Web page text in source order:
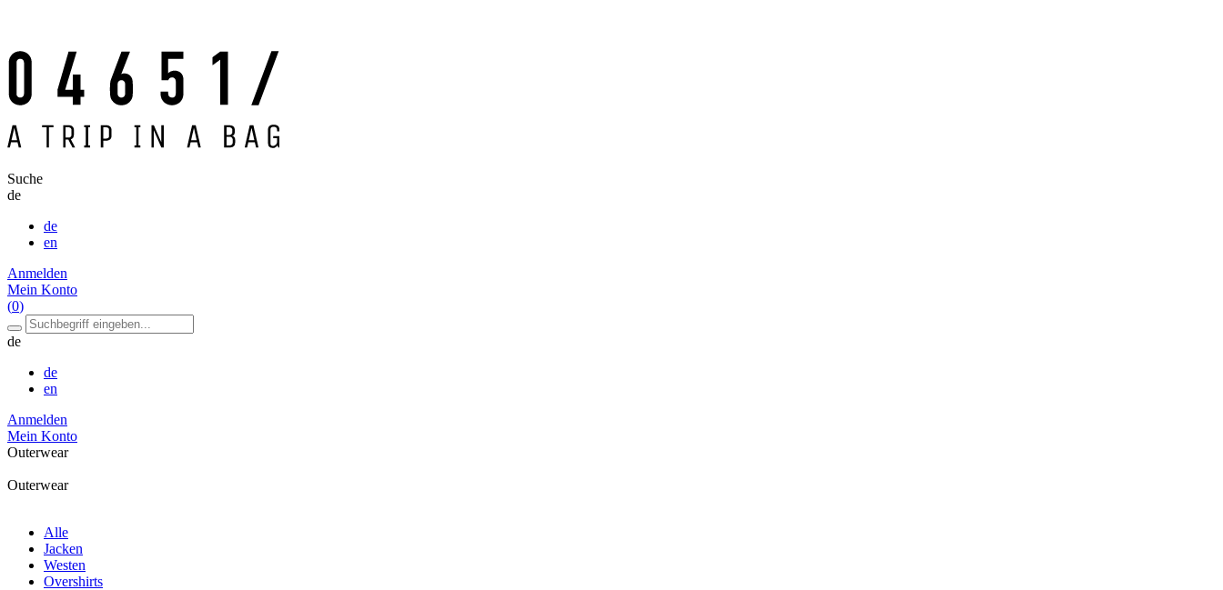
Suche
de
de
en
Anmelden
Mein Konto
(0)
de
de
en
Anmelden
Mein Konto
Outerwear
Outerwear
Alle
Jacken
Westen
Overshirts